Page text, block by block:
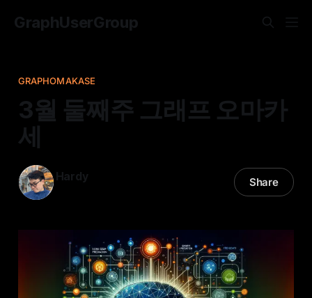
GraphUserGroup
GRAPHOMAKASE
3월 둘째주 그래프 오마카
세
Hardy Share